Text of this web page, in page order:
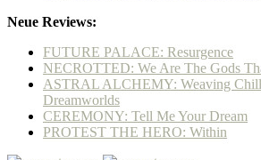
Neue Reviews:
FUTURE PALACE: Resurgence
NECROTTED: We Are The Gods
ASTRAL ALCHEMY: Weaving
Dreamworlds
CEREMONY: Tell Me Your Dream
PROTEST THE HERO: Within